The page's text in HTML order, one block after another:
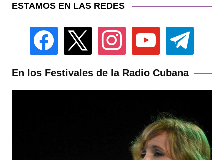
ESTAMOS EN LAS REDES
facebook instagram youtube telegram
En los Festivales de la Radio Cubana